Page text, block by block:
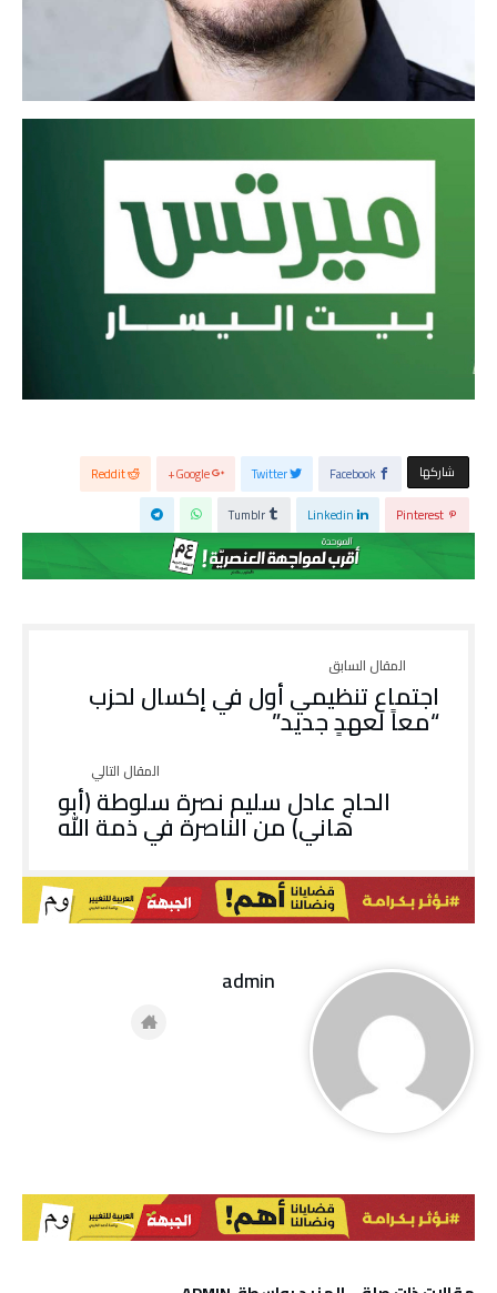
‫‫ شاركها‬ Facebook
Twitter
Google+
Reddit
Pinterest
Linkedin
Tumblr
اجتماع تنظيمي أول في إكسال لحزب
“معاً لعهدٍ جديد”
الحاج عادل سليم نصرة سلوطة (أبو
هاني) من الناصرة في ذمة الله
admin